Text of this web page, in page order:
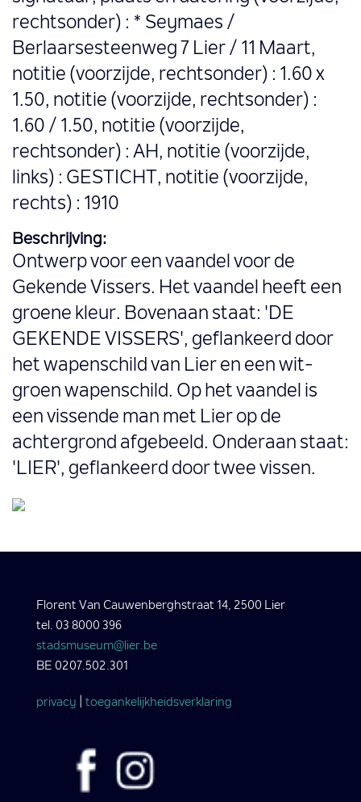
rechtsonder) : * Seymaes /
Berlaarsesteenweg 7 Lier / 11 Maart,
notitie (voorzijde, rechtsonder) : 1.60 x
1.50, notitie (voorzijde, rechtsonder) :
1.60 / 1.50, notitie (voorzijde,
rechtsonder) : AH, notitie (voorzijde,
links) : GESTICHT, notitie (voorzijde,
rechts) : 1910
Beschrijving:
Ontwerp voor een vaandel voor de
Gekende Vissers. Het vaandel heeft een
groene kleur. Bovenaan staat: 'DE
GEKENDE VISSERS', geflankeerd door
het wapenschild van Lier en een wit-
groen wapenschild. Op het vaandel is
een vissende man met Lier op de
achtergrond afgebeeld. Onderaan staat:
'LIER', geflankeerd door twee vissen.
Florent Van Cauwenberghstraat 14, 2500 Lier
tel. 03 8000 396
stadsmuseum@lier.be
BE 0207.502.301
privacy toegankelijkheidsverklaring